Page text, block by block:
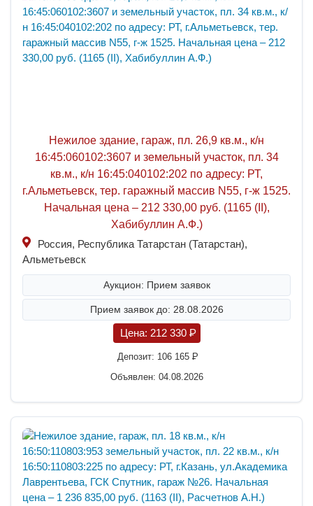
Нежилое здание, гараж, пл. 26,9 кв.м., к/н
16:45:060102:3607 и земельный участок, пл. 34
кв.м., к/н 16:45:040102:202 по адресу: РТ,
г.Альметьевск, тер. гаражный массив N55, г-ж 1525.
Начальная цена – 212 330,00 руб. (1165 (II),
Хабибуллин А.Ф.)
Россия, Республика Татарстан (Татарстан),
Альметьевск
Аукцион: Прием заявок
Прием заявок до: 28.08.2026
Цена: 212 330 P
Депозит: 106 165 P
Объявлен: 04.08.2026